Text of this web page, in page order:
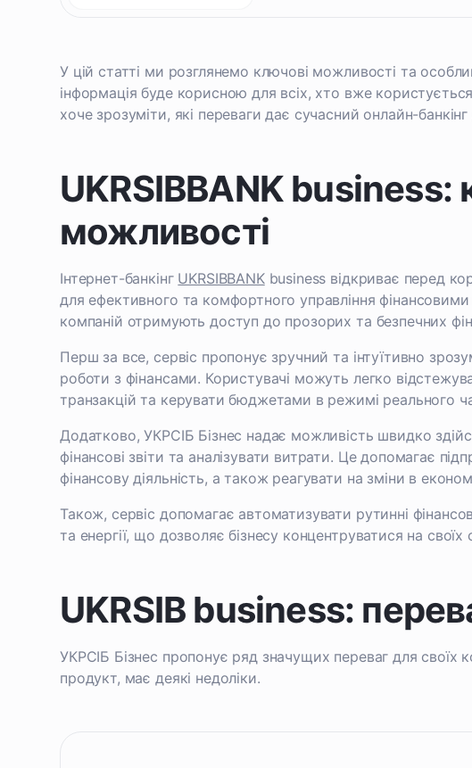
У цій статті ми розглянемо ключові можливості та
інформація буде корисною для всіх, хто вже
хоче зрозуміти, які переваги дає сучасний онлайн-
UKRSIBBANK business:
можливості
Інтернет-банкінг UKRSIBBANKbusiness відкриває перед
для ефективного та комфортного управління
компаній отримують доступ до прозорих та безпечних
Перш за все, сервіс пропонує зручний та інтуїтивно
роботи з фінансами. Користувачі можуть легко
транзакцій та керувати бюджетами в режимі реального
Додатково, УКРСІБ Бізнес надає можливість швидко
фінансові звіти та аналізувати витрати. Це допомагає
фінансову діяльність, а також реагувати на зміни в
Також, сервіс допомагає автоматизувати рутинні
та енергії, що дозволяє бізнесу концентруватися на своїх
UKRSIB business:
УКРСІБ Бізнес пропонує ряд значущих переваг для своїх
продукт, має деякі недоліки.